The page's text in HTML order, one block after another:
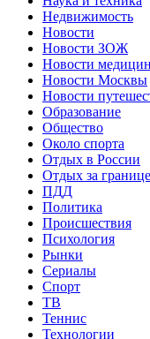
Недвижимость
Новости
Новости ЗОЖ
Новости
Новости Москвы
Новости
Образование
Общество
Около спорта
Отдых в России
Отдых за
ПДД
Политика
Происшествия
Психология
Рынки
Сериалы
Спорт
ТВ
Теннис
Технологии